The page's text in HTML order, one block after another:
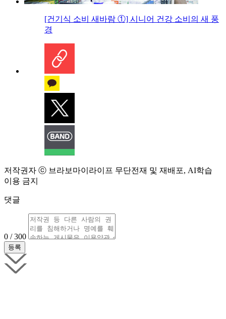
[건기식 소비 새바람 ①] 시니어 건강 소비의 새 풍
경
저작권자 ⓒ 브라보마이라이프 무단전재 및 재배포, AI학습
이용 금지
댓글
0 / 300